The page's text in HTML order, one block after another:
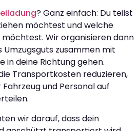
? Ganz einfach: Du teilst
möchtest und welche
Wir organisieren dann
zusammen mit
in deine Richtung gehen.
Transportkosten reduzieren,
und Personal auf
wir darauf, dass dein